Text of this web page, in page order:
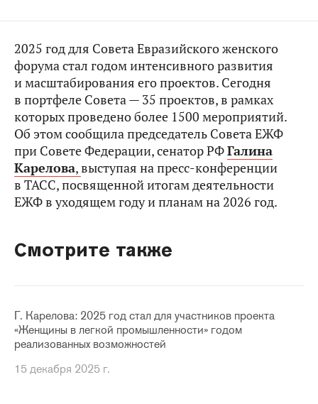
2025 год для Совета Евразийского женского
форума стал годом интенсивного развития
и масштабирования его проектов. Сегодня
в портфеле Совета — 35 проектов, в рамках
которых проведено более 1500 мероприятий.
Об этом сообщила председатель Совета ЕЖФ
при Совете Федерации, сенатор РФГалина
Карелова,выступая на пресс-конференции
в ТАСС, посвященной итогам деятельности
ЕЖФ в уходящем году и планам на 2026 год.
Смотрите также
Г. Карелова: 2025 год стал для участников проекта
«Женщины в легкой промышленности» годом
реализованных возможностей
15 декабря 2025 г.